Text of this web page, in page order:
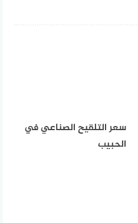
سعر التلقيح الصناعي في
الحبيب